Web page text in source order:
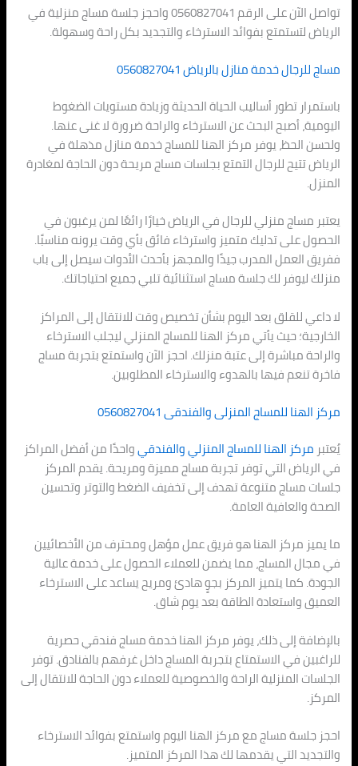
تواصل الآن على الرقم 0560827041 واحجز جلسة مساج منزلية في
الرياض لتستمتع بفوائد الاسترخاء والتجديد بكل راحة وسهولة.
مساج للرجال خدمة منازل بالرياض 0560827041
باستمرار تطور أساليب الحياة الحديثة وزيادة مستويات الضغوط
اليومية، أصبح البحث عن الاسترخاء والراحة ضرورة لا غنى عنها.
ولحسن الحظ، يوفر مركز الهنا للمساج خدمة منازل مذهلة في
الرياض تتيح للرجال التمتع بجلسات مساج مريحة دون الحاجة لمغادرة
المنزل.
يعتبر مساج منزلي للرجال في الرياض خيارًا رائعًا لمن يرغبون في
الحصول على تدليك متميز واسترخاء فائق بأي وقت يرونه مناسبًا.
ففريق العمل المدرب جيدًا والمجهز بأحدث الأدوات سيصل إلى باب
منزلك ليوفر لك جلسة مساج استثنائية تلبي جميع احتياجاتك.
لا داعي للقلق بعد اليوم بشأن تخصيص وقت للانتقال إلى المراكز
الخارجية؛ حيث يأتي مركز الهنا للمساج المنزلي ليجلب الاسترخاء
والراحة مباشرة إلى عتبة منزلك. احجز الآن واستمتع بتجربة مساج
فاخرة تنعم فيها بالهدوء والاسترخاء المطلوبين.
مركز الهنا للمساج المنزلى والفندقى 0560827041
يُعتبر مركز الهنا للمساج المنزلي والفندقيواحدًا من أفضل المراكز
في الرياض التي توفر تجربة مساج مميزة ومريحة. يقدم المركز
جلسات مساج متنوعة تهدف إلى تخفيف الضغط والتوتر وتحسين
الصحة والعافية العامة.
ما يميز مركز الهنا هو فريق عمل مؤهل ومحترف من الأخصائيين
في مجال المساج، مما يضمن للعملاء الحصول على خدمة عالية
الجودة. كما يتميز المركز بجوٍ هادئ ومريح يساعد على الاسترخاء
العميق واستعادة الطاقة بعد يوم شاق.
بالإضافة إلى ذلك، يوفر مركز الهنا خدمة مساج فندقي حصرية
للراغبين في الاستمتاع بتجربة المساج داخل غرفهم بالفنادق. توفر
الجلسات المنزلية الراحة والخصوصية للعملاء دون الحاجة للانتقال إلى
المركز.
احجز جلسة مساج مع مركز الهنا اليوم واستمتع بفوائد الاسترخاء
والتجديد التي يقدمها لك هذا المركز المتميز.